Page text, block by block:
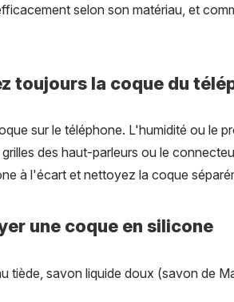
selon son matériau, et
toujours la coque du
sur le téléphone. L'humidité ou le
des haut-parleurs ou le
à l'écart et nettoyez la coque
une coque en silicone
tiède, savon liquide doux (savon de